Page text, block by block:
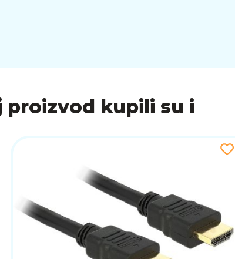
proizvod kupili su i